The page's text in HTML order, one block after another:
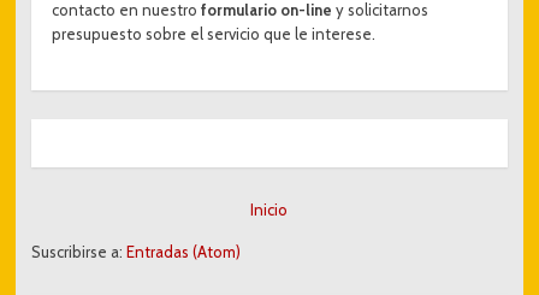
contacto en nuestroformulario on-line y solicitarnos
presupuesto sobre el servicio que le interese.
Inicio
Suscribirse a: Entradas (Atom)